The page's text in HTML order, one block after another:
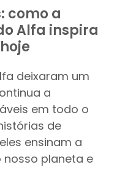
como a
Alfa inspira
deixaram um
a
em todo o
de
ensinam a
planeta e